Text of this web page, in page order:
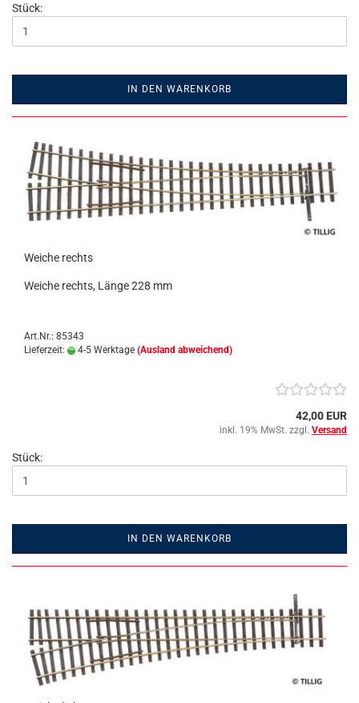
Stück:
IN DEN WARENKORB
Weiche rechts
Weiche rechts, Länge 228 mm
Art.Nr.: 85343
Lieferzeit:
4-5 Werktage (Ausland abweichend)
42,00 EUR
inkl. 19% MwSt. zzgl. Versand
Stück:
IN DEN WARENKORB